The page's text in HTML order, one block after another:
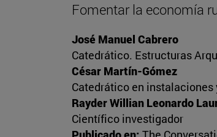
Fomentar la economía
José Manuel Cabrero
Catedrático. Estructuras
César Martín-Gómez
Catedrático en
Rayder Willian Leonardo
Científico investigador